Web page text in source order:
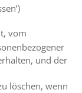
vom
und der
löschen, wenn